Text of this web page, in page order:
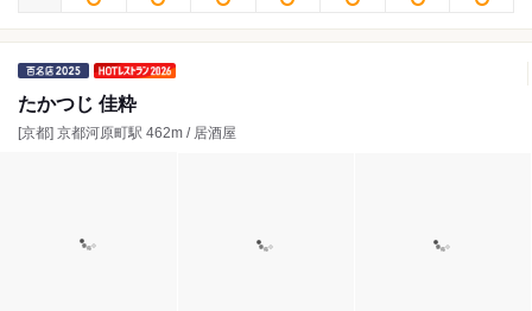
たかつじ 佳粋
[京都] 京都河原町駅 462m / 居酒屋